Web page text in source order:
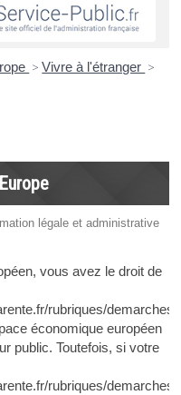
> Vivre à l'étranger >
légale et administrative
vous avez le droit de
rubriques/demarches-
économique européen
public. Toutefois, si votre
rubriques/demarches-